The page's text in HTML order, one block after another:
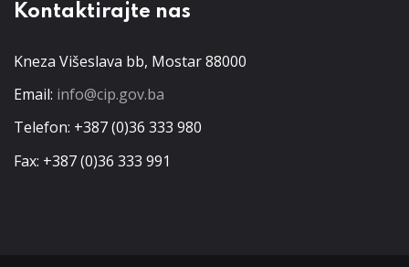
Kontaktirajte nas
Kneza Višeslava bb, Mostar 88000
Email: info@cip.gov.ba
Telefon: +387 (0)36 333 980
Fax: +387 (0)36 333 991